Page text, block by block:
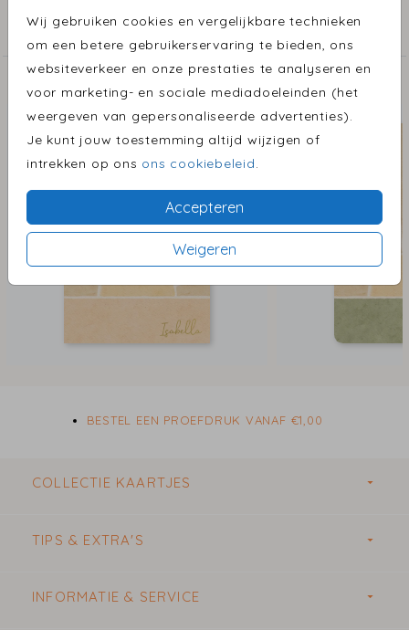
Wij gebruiken cookies en vergelijkbare technieken
om een betere gebruikerservaring te bieden, ons
websiteverkeer en onze prestaties te analyseren en
voor marketing- en sociale mediadoeleinden (het
weergeven van gepersonaliseerde advertenties).
Je kunt jouw toestemming altijd wijzigen of
intrekken op ons ons cookiebeleid
Accepteren
Weigeren
Geboortekaartjes
ONTDEK MEER MOOIE ONTWERPEN
BESTEL EEN PROEFDRUK VANAF €1,00
COLLECTIE KAARTJES
TIPS & EXTRA'S
INFORMATIE & SERVICE